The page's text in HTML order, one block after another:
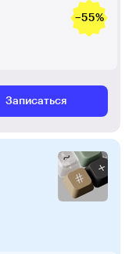
−55%
Записаться